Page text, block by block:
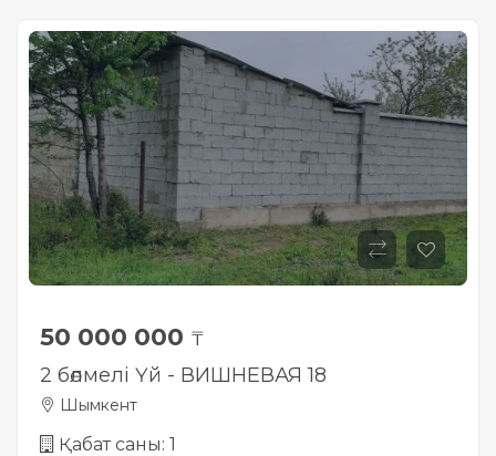
50 000 000 ₸
2 бөлмелі Үй - ВИШНЕВАЯ 18
Шымкент
Қабат саны: 1